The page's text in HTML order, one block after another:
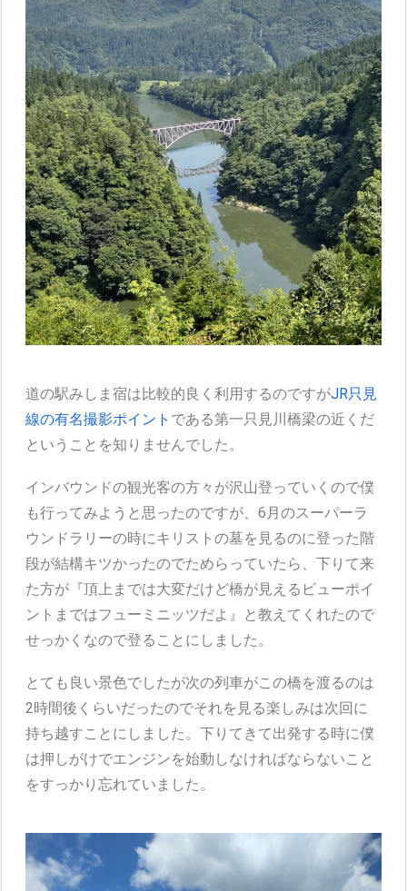
道の駅みしま宿は比較的良く利用するのですがJR只見
線の有名撮影ポイント である第一只見川橋梁の近くだ
ということを知りませんでした。
インバウンドの観光客の方々が沢山登っていくので僕
も行ってみようと思ったのですが、6月のスーパーラ
ウンドラリーの時にキリストの墓を見るのに登った階
段が結構キツかったのでためらっていたら、下りて来
た方が『頂上までは大変だけど橋が見えるビューポイ
ントまではフューミニッツだよ』と教えてくれたので
せっかくなので登ることにしました。
とても良い景色でしたが次の列車がこの橋を渡るのは
2時間後くらいだったのでそれを見る楽しみは次回に
持ち越すことにしました。下りてきて出発する時に僕
は押しがけでエンジンを始動しなければならないこと
をすっかり忘れていました。